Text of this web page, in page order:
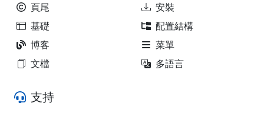
頁尾
基礎
博客
文檔
安裝
配置結構
菜單
多語言
支持